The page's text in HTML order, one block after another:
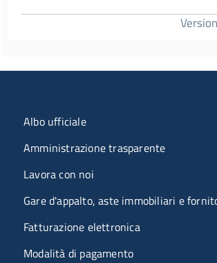
Menu organizzazione
Albo ufficiale
Amministrazione trasparente
Lavora con noi
Gare d'appalto, aste immobiliari e
Fatturazione elettronica
Modalità di pagamento